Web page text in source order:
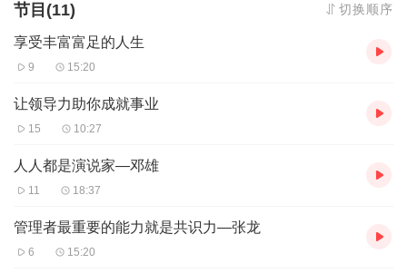
节目(11) 切换顺序
享受丰富富足的人生
9 15:20
让领导力助你成就事业
15 10:27
人人都是演说家—邓雄
11 18:37
管理者最重要的能力就是共识力—张龙
6 15:20